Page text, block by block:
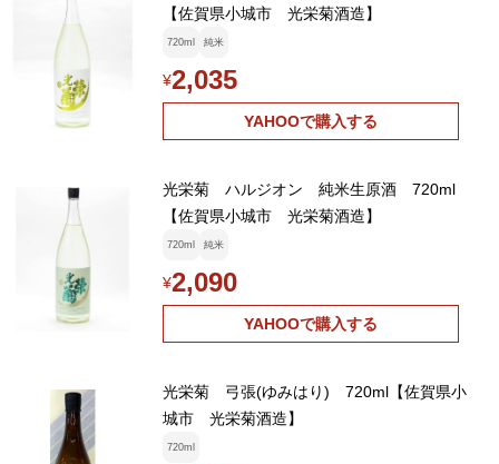
【佐賀県小城市 光栄菊酒造】
720ml 純米
¥2,035
YAHOOで購入する
光栄菊 ハルジオン 純米生原酒 720ml
【佐賀県小城市 光栄菊酒造】
720ml 純米
¥2,090
YAHOOで購入する
光栄菊 弓張(ゆみはり) 720ml【佐賀県小
城市 光栄菊酒造】
720ml